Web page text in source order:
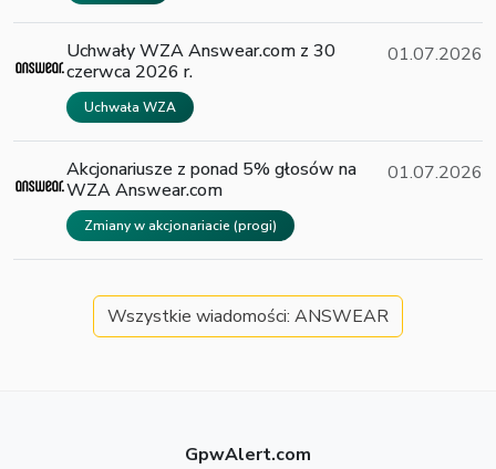
Uchwały WZA Answear.com z 30
czerwca 2026 r.
Uchwała WZA
01.07.2026
Akcjonariusze z ponad 5% głosów na
WZA Answear.com
Zmiany w akcjonariacie (progi)
01.07.2026
Wszystkie wiadomości: ANSWEAR
GpwAlert.com